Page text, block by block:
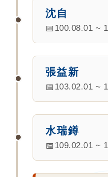
沈自
100.08.01 ~
張益新
103.02.01 ~
水瑞鐏
109.02.01 ~